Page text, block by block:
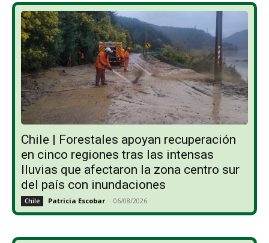
Chile | Forestales apoyan recuperación
en cinco regiones tras las intensas
lluvias que afectaron la zona centro sur
del país con inundaciones
Chile Patricia Escobar - 06/08/2026